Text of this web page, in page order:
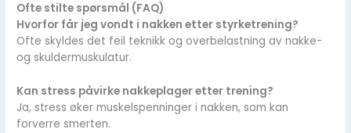
Ofte stilte spørsmål (FAQ)
Hvorfor får jeg vondt i nakken etter styrketrening?
Ofte skyldes det feil teknikk og overbelastning av nakke-
og skuldermuskulatur.
Kan stress påvirke nakkeplager etter trening?
Ja, stress øker muskelspenninger i nakken, som kan
forverre smerten.